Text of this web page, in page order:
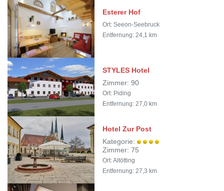
Esterer Hof
Ort: Seeon-Seebruck
Entfernung: 24,1 km
STYLES Hotel
Zimmer: 90
Ort: Piding
Entfernung: 27,0 km
Hotel Zur Post
Kategorie:
Zimmer: 75
Ort: Altötting
Entfernung: 27,3 km